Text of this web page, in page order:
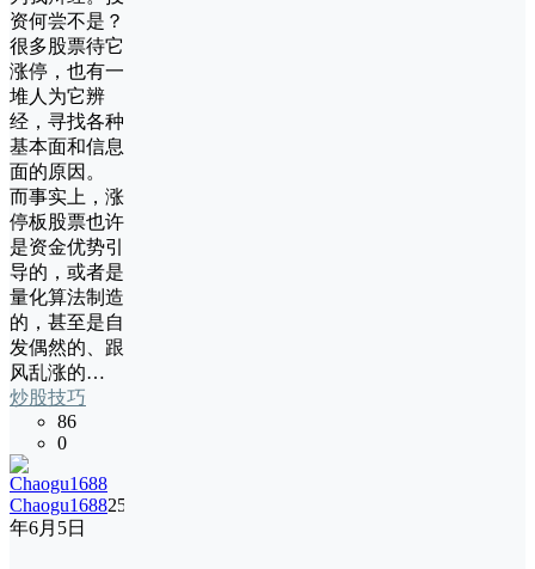
资何尝不是？
很多股票待它
涨停，也有一
堆人为它辨
经，寻找各种
基本面和信息
面的原因。
而事实上，涨
停板股票也许
是资金优势引
导的，或者是
量化算法制造
的，甚至是自
发偶然的、跟
风乱涨的…
炒股技巧
86
0
Chaogu168825
年6月5日